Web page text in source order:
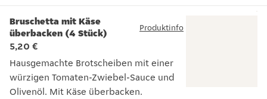
Bruschetta mit Käse
überbacken (4 Stück)
Produktinfo
5,20 €
Hausgemachte Brotscheiben mit einer
würzigen Tomaten-Zwiebel-Sauce und
Olivenöl. Mit Käse überbacken.